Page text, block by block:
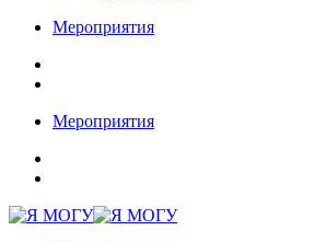
Мероприятия
Мероприятия